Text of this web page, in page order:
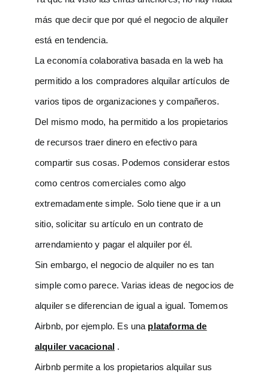
más que decir que por qué el negocio de alquiler
está en tendencia.
La economía colaborativa basada en la web ha
permitido a los compradores alquilar artículos de
varios tipos de organizaciones y compañeros.
Del mismo modo, ha permitido a los propietarios
de recursos traer dinero en efectivo para
compartir sus cosas. Podemos considerar estos
como centros comerciales como algo
extremadamente simple. Solo tiene que ir a un
sitio, solicitar su artículo en un contrato de
arrendamiento y pagar el alquiler por él.
Sin embargo, el negocio de alquiler no es tan
simple como parece. Varias ideas de negocios de
alquiler se diferencian de igual a igual. Tomemos
Airbnb, por ejemplo. Es una plataforma de
alquiler vacacional .
Airbnb permite a los propietarios alquilar sus